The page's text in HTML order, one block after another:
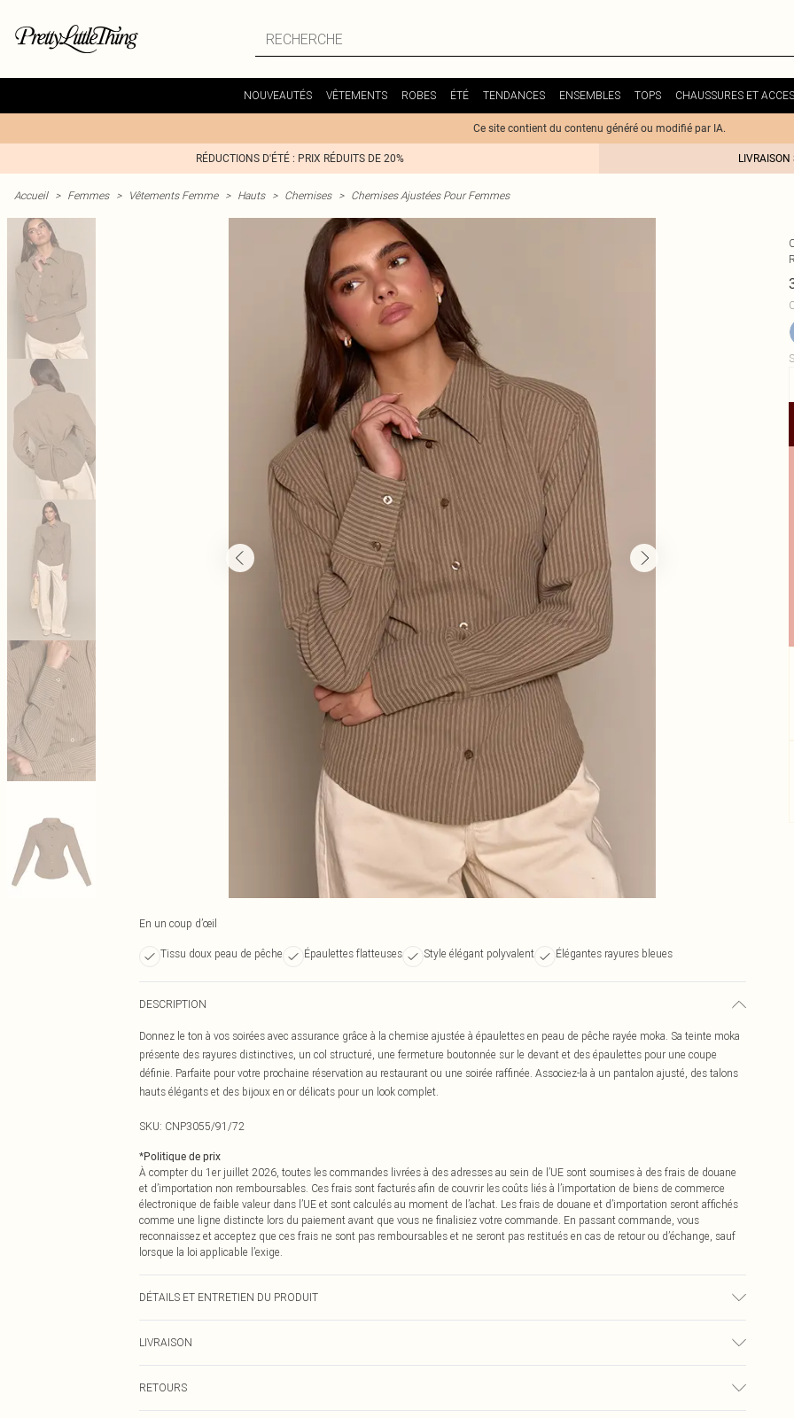
NOUVEAUTÉS VÊTEMENTS ROBES ÉTÉ TENDANCES ENSEMBLES TOPS CHAUSSURES ET
Ce site contient du contenu généré ou modifié par IA.
RÉDUCTIONS D'ÉTÉ : PRIX RÉDUITS DE 20%
Accueil > Femmes > Vêtements Femme > Hauts > Chemises > Chemises Ajustées Pour Femmes
En un coup d’œil
Tissu doux peau de pêche Épaulettes flatteuses Style élégant polyvalent Élégantes rayures bleues
DESCRIPTION
Donnez le ton à vos soirées avec assurance grâce à la chemise ajustée à épaulettes en peau de pêche rayée moka. Sa teinte moka
présente des rayures distinctives, un col structuré, une fermeture boutonnée sur le devant et des épaulettes pour une coupe
définie. Parfaite pour votre prochaine réservation au restaurant ou une soirée raffinée. Associez-la à un pantalon ajusté, des talons
hauts élégants et des bijoux en or délicats pour un look complet.
SKU: CNP3055/91/72
*Politique de prix
À compter du 1er juillet 2026, toutes les commandes livrées à des adresses au sein de l’UE sont soumises à des frais de douane
et d’importation non remboursables. Ces frais sont facturés afin de couvrir les coûts liés à l’importation de biens de commerce
électronique de faible valeur dans l’UE et sont calculés au moment de l’achat. Les frais de douane et d’importation seront affichés
comme une ligne distincte lors du paiement avant que vous ne finalisiez votre commande. En passant commande, vous
reconnaissez et acceptez que ces frais ne sont pas remboursables et ne seront pas restitués en cas de retour ou d’échange, sauf
lorsque la loi applicable l’exige.
DÉTAILS ET ENTRETIEN DU PRODUIT
LIVRAISON
RETOURS